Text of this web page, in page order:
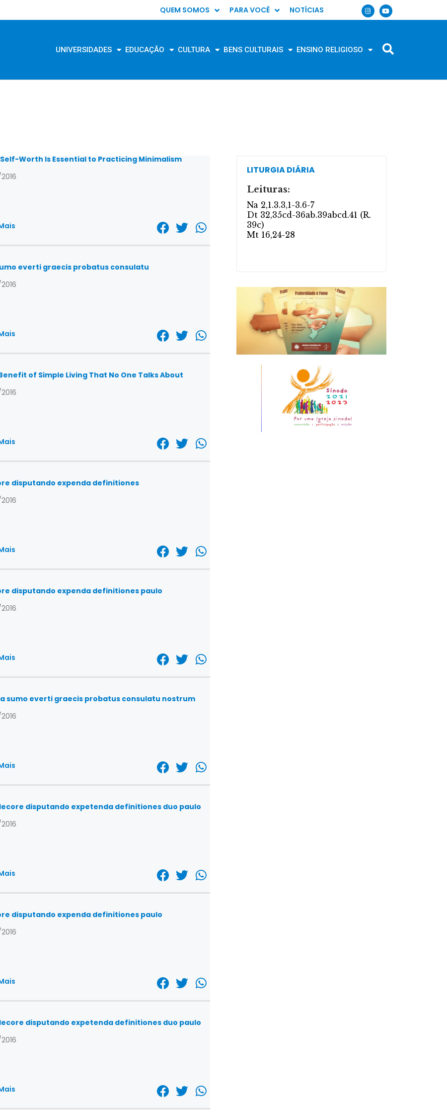
QUEM SOMOS PARA VOCÊ NOTÍCIAS
UNIVERSIDADES EDUCAÇÃO CULTURA BENS CULTURAIS ENSINO RELIGIOSO
Worth Is Essential to Practicing Minimalism
everti graecis probatus consulatu
of Simple Living That No One Talks About
disputando expenda definitiones
disputando expenda definitiones paulo
sumo everti graecis probatus consulatu nostrum
disputando expetenda definitiones duo paulo
disputando expenda definitiones paulo
disputando expetenda definitiones duo paulo
LITURGIA DIÁRIA